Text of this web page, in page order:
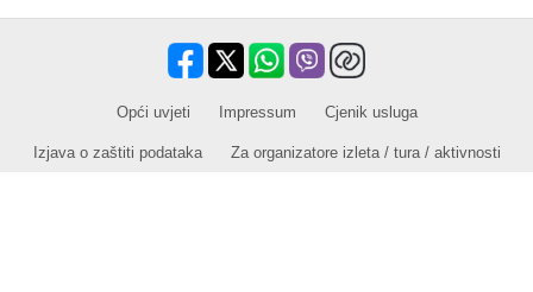
Opći uvjeti Impressum Cjenik usluga
​​Izjava o zaštiti podataka Za organizatore izleta / tura / aktivnosti